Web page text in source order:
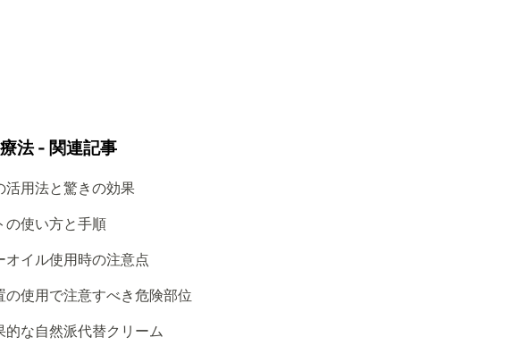
法 - 関連記事
活用法と驚きの効果
の使い方と手順
オイル使用時の注意点
の使用で注意すべき危険部位
的な自然派代替クリーム